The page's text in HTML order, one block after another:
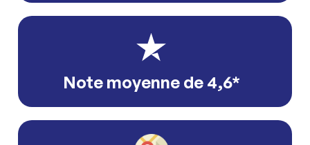
Note moyenne de 4,6*